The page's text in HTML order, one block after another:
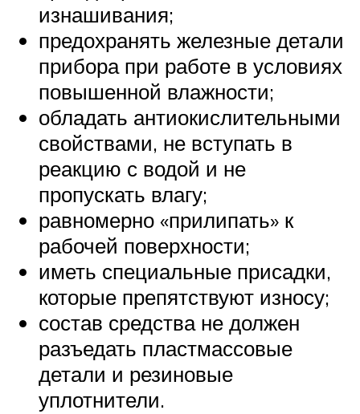
изнашивания;
предохранять железные детали
прибора при работе в условиях
повышенной влажности;
обладать антиокислительными
свойствами, не вступать в
реакцию с водой и не
пропускать влагу;
равномерно «прилипать» к
рабочей поверхности;
иметь специальные присадки,
которые препятствуют износу;
состав средства не должен
разъедать пластмассовые
детали и резиновые
уплотнители.